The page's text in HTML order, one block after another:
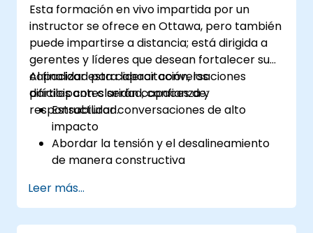
Esta formación en vivo impartida por un
instructor se ofrece en Ottawa, pero también
puede impartirse a distancia; está dirigida a
gerentes y líderes que desean fortalecer su
capacidad para liderar conversaciones
difíciles con claridad, confianza y
responsabilidad.
Al finalizar esta capacitación, los
participantes serán capaces de:
Estructurar conversaciones de alto
impacto
Abordar la tensión y el desalineamiento
de manera constructiva
del equipo
Liderar con claridad bajo presión
Leer más...